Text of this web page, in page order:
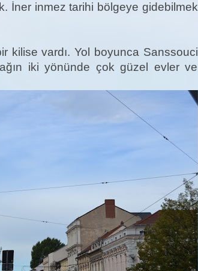
İner inmez tarihi bölgeye gidebilmek
kilise vardı. Yol boyunca Sanssouci
iki yönünde çok güzel evler ve